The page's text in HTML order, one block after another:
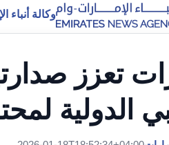
وكالة أنباء
تعزز
الدولية